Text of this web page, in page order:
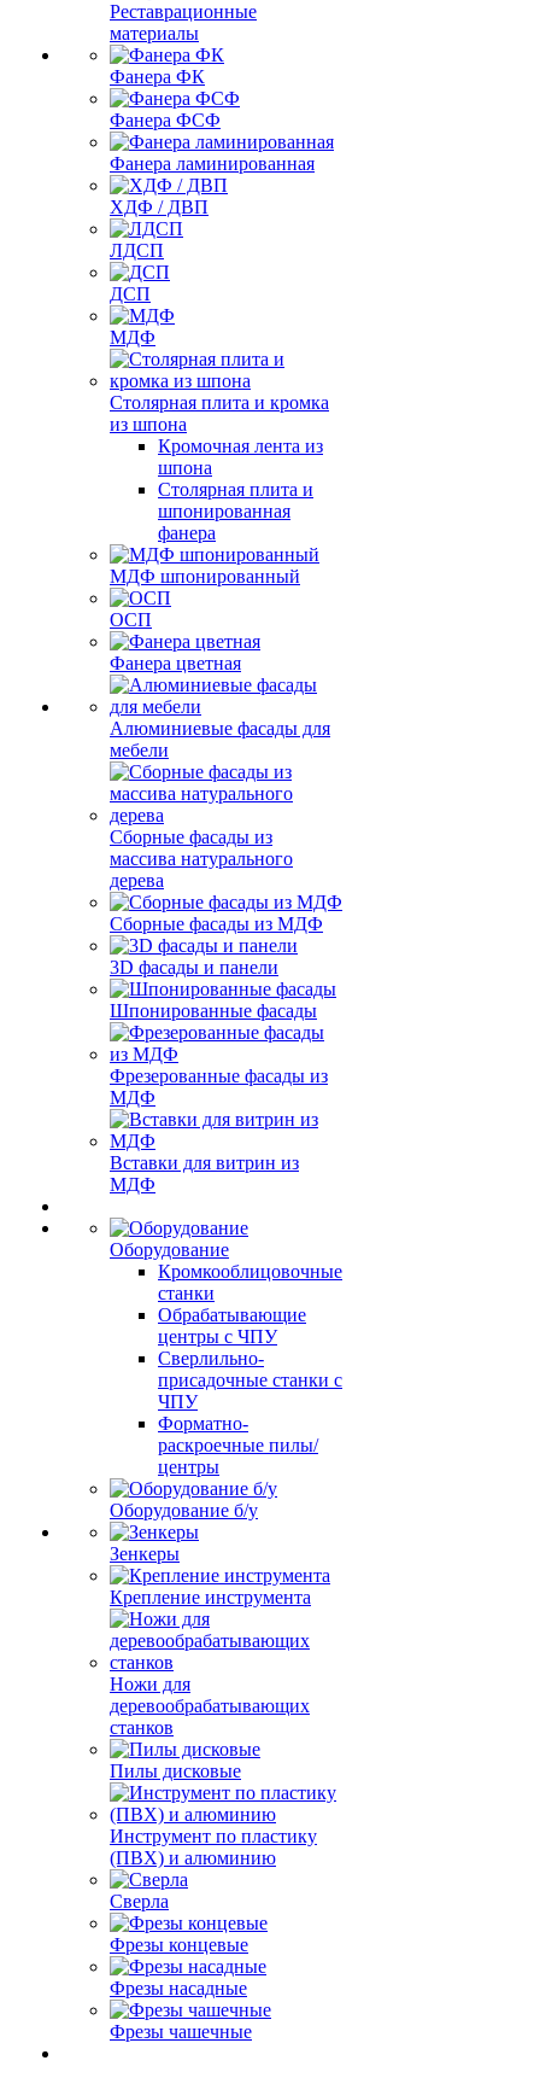
Реставрационные
материалы
Фанера ФК
Фанера ФСФ
Фанера ламинированная
ХДФ / ДВП
ЛДСП
ДСП
МДФ
Столярная плита и кромка
из шпона
Кромочная лента из
шпона
Столярная плита и
шпонированная
фанера
МДФ шпонированный
ОСП
Фанера цветная
Алюминиевые фасады для
мебели
Сборные фасады из
массива натурального
дерева
Сборные фасады из МДФ
3D фасады и панели
Шпонированные фасады
Фрезерованные фасады из
МДФ
Вставки для витрин из
МДФ
Оборудование
Кромкооблицовочные
станки
Обрабатывающие
центры с ЧПУ
Сверлильно-
присадочные станки с
ЧПУ
Форматно-
раскроечные пилы/
центры
Оборудование б/у
Зенкеры
Крепление инструмента
Ножи для
деревообрабатывающих
станков
Пилы дисковые
Инструмент по пластику
(ПВХ) и алюминию
Сверла
Фрезы концевые
Фрезы насадные
Фрезы чашечные